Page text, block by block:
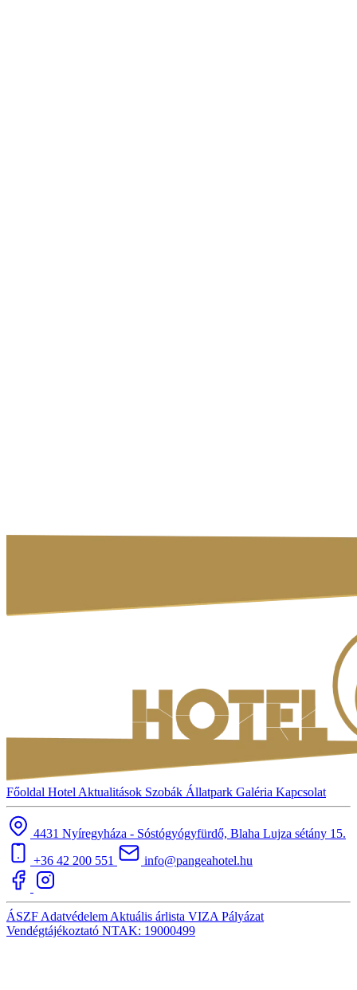
Főoldal Hotel Aktualitások Szobák Állatpark Galéria Kapcsolat
4431 Nyíregyháza - Sóstógyógyfürdő, Blaha Lujza sétány 15.
+36 42 200 551
info@pangeahotel.hu
ÁSZF Adatvédelem Aktuális árlista VIZA Pályázat
Vendégtájékoztató NTAK: 19000499